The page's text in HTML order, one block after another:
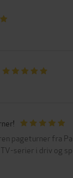
pageturner fra
serier i driv og